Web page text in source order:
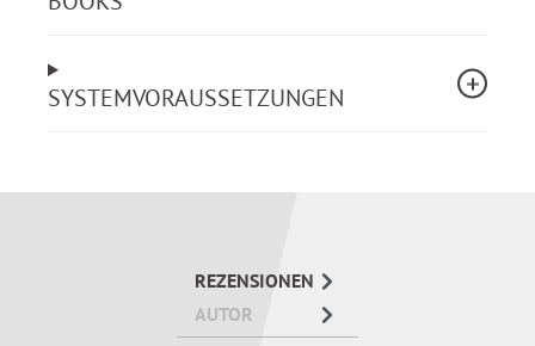
Welche Kriterien werden geprüft?
Welche Stolpersteine sind während der
Anhand von fünf Fallbeispielen wird aufgezeigt,
SYSTEMVORAUSSETZUNGEN
REZENSIONEN
AUTOR